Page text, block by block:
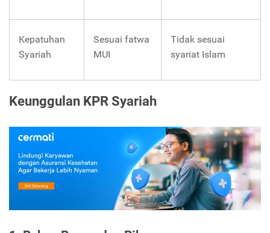
Kepatuhan
Syariah
Sesuai fatwa
MUI
Tidak sesuai
syariat Islam
Keunggulan KPR Syariah